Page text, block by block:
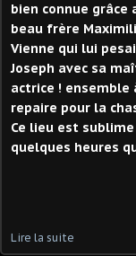
bien connue grâce
beau frère
Vienne qui lui
Joseph avec sa
actrice ! ensemble
repaire pour la
Ce lieu est
quelques heures
Lire la suite